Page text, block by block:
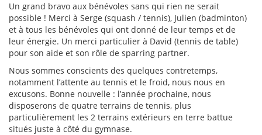
Un grand bravo aux bénévoles sans qui rien ne serait
possible ! Merci à Serge (squash / tennis), Julien (badminton)
et à tous les bénévoles qui ont donné de leur temps et de
leur énergie. Un merci particulier à David (tennis de table)
pour son aide et son rôle de sparring partner.
Nous sommes conscients des quelques contretemps,
notamment l’attente au tennis et le froid, nous nous en
excusons. Bonne nouvelle : l’année prochaine, nous
disposerons de quatre terrains de tennis, plus
particulièrement les 2 terrains extérieurs en terre battue
situés juste à côté du gymnase.